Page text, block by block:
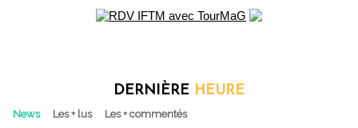
DERNIÈRE HEURE
News Les + lus Les + commentés